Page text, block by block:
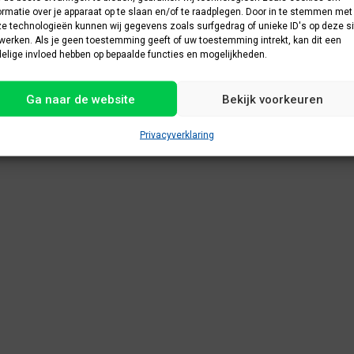
over je apparaat op te slaan en/of te raadplegen. Door in te stemmen met
technologieën kunnen wij gegevens zoals surfgedrag of unieke ID's op deze
Als je geen toestemming geeft of uw toestemming intrekt, kan dit een
invloed hebben op bepaalde functies en mogelijkheden.
Ga naar de website Bekijk voorkeuren
Privacyverklaring